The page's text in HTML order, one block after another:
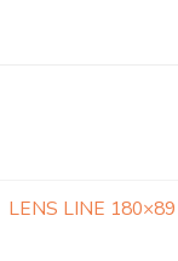
LENS LINE